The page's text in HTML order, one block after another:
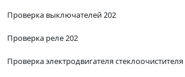
Проверка выключателей 202
Проверка реле 202
Проверка электродвигателя стеклоочистителя